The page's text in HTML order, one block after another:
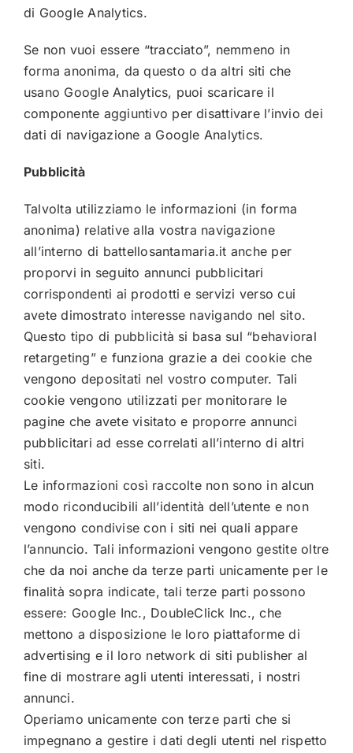
di Google Analytics.
Se non vuoi essere “tracciato”, nemmeno in
forma anonima, da questo o da altri siti che
usano Google Analytics, puoi scaricare il
componente aggiuntivo per disattivare l’invio dei
dati di navigazione a Google Analytics.
Pubblicità
Talvolta utilizziamo le informazioni (in forma
anonima) relative alla vostra navigazione
all’interno di battellosantamaria.it anche per
proporvi in seguito annunci pubblicitari
corrispondenti ai prodotti e servizi verso cui
avete dimostrato interesse navigando nel sito.
Questo tipo di pubblicità si basa sul “behavioral
retargeting” e funziona grazie a dei cookie che
vengono depositati nel vostro computer. Tali
cookie vengono utilizzati per monitorare le
pagine che avete visitato e proporre annunci
pubblicitari ad esse correlati all’interno di altri
siti.
Le informazioni così raccolte non sono in alcun
modo riconducibili all’identità dell’utente e non
vengono condivise con i siti nei quali appare
l’annuncio. Tali informazioni vengono gestite oltre
che da noi anche da terze parti unicamente per le
finalità sopra indicate, tali terze parti possono
essere: Google Inc., DoubleClick Inc., che
mettono a disposizione le loro piattaforme di
advertising e il loro network di siti publisher al
fine di mostrare agli utenti interessati, i nostri
annunci.
Operiamo unicamente con terze parti che si
impegnano a gestire i dati degli utenti nel rispetto